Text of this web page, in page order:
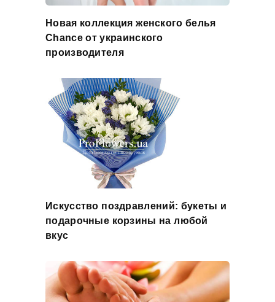
Новая коллекция женского белья
Chance от украинского
производителя
Искусство поздравлений: букеты и
подарочные корзины на любой
вкус